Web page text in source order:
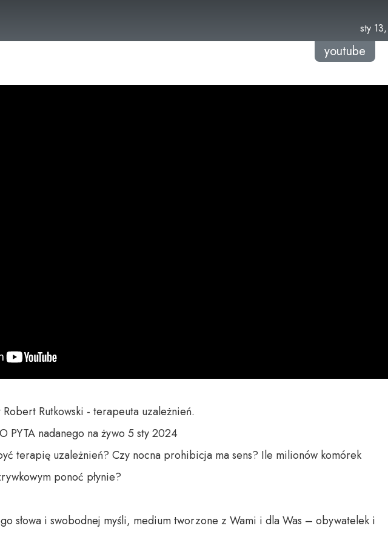
sty
youtube
Robert Rutkowski - terapeuta uzależnień.
PYTA nadanego na żywo 5 sty 2024
terapię uzależnień? Czy nocna prohibicja ma sens? Ile milionów komórek
ponoć płynie?
słowa i swobodnej myśli, medium tworzone z Wami i dla Was – obywatelek i